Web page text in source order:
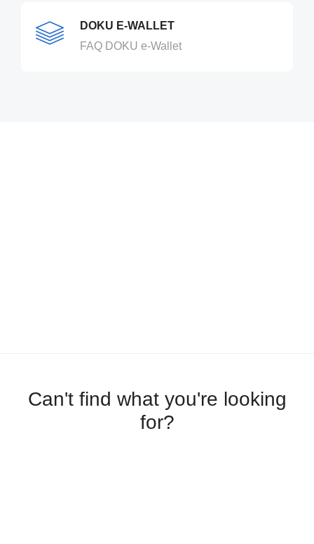
DOKU E-WALLET
FAQ DOKU e-Wallet
Can't find what you're looking
for?